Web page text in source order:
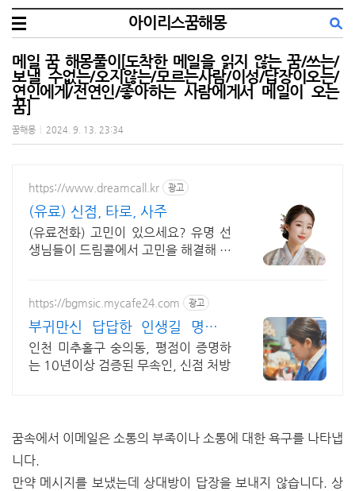
아이리스꿈해몽
메일 꿈 해몽풀이[도착한 메일을 읽지 않는 꿈/쓰는/
보낼 수없는/오지않는/모르는사람/이성/답장이오는/
연인에게/전연인/좋아하는 사람에게서 메일이 오는
꿈]
꿈해몽 2024. 9. 13. 23:34
https://www.dreamcall.kr 광고
(유료) 신점, 타로, 사주
(유료전화) 고민이 있으세요? 유명 선
생님들이 드림콜에서 고민을 해결해 드
https://bgmsic.mycafe24.com 광고
부귀만신 답답한 인생길 명쾌한
신점
인천 미추홀구 숭의동, 평점이 증명하
는 10년이상 검증된 무속인, 신점 처방
꿈속에서 이메일은 소통의 부족이나 소통에 대한 욕구를 나타냅
니다.
만약 메시지를 보냈는데 상대방이 답장을 보내지 않습니다. 상